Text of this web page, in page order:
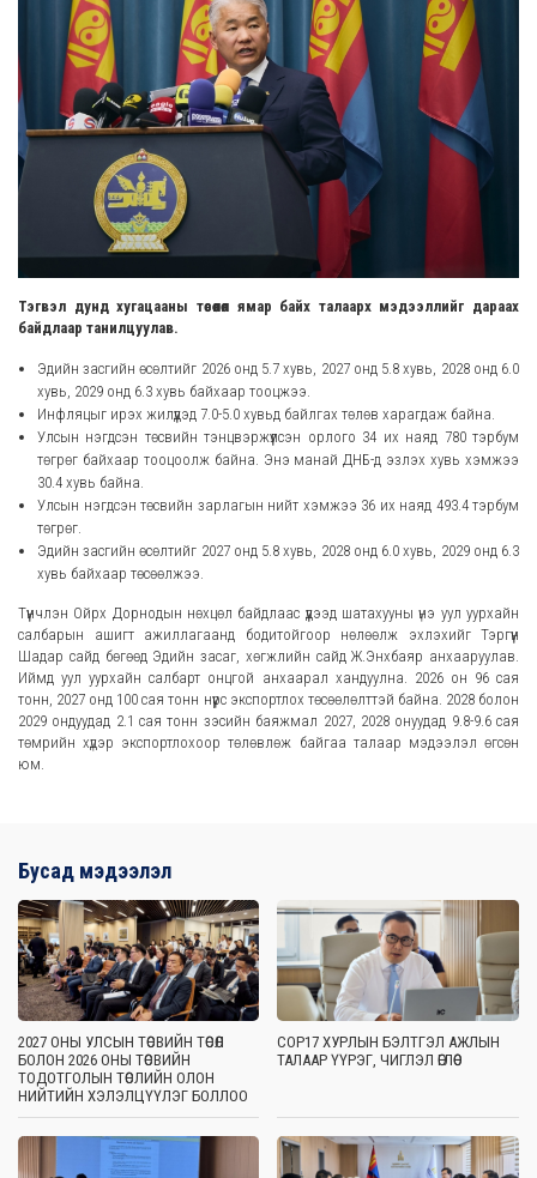
Тэгвэл дунд хугацааны төсөөлөл ямар байх талаарх мэдээллийг дараах
байдлаар танилцуулав.
Эдийн засгийн өсөлтийг 2026 онд 5.7 хувь, 2027 онд 5.8 хувь, 2028 онд 6.0
хувь, 2029 онд 6.3 хувь байхаар тооцжээ.
Инфляцыг ирэх жилүүдэд 7.0-5.0 хувьд байлгах төлөв харагдаж байна.
Улсын нэгдсэн төсвийн тэнцвэржүүлсэн орлого 34 их наяд 780 тэрбум
төгрөг байхаар тооцоолж байна. Энэ манай ДНБ-д эзлэх хувь хэмжээ
30.4 хувь байна.
Улсын нэгдсэн төсвийн зарлагын нийт хэмжээ 36 их наяд 493.4 тэрбум
төгрөг.
Эдийн засгийн өсөлтийг 2027 онд 5.8 хувь, 2028 онд 6.0 хувь, 2029 онд 6.3
хувь байхаар төсөөлжээ.
Түүнчлэн Ойрх Дорнодын нөхцөл байдлаас үүдээд шатахууны үнэ уул уурхайн
салбарын ашигт ажиллагаанд бодитойгоор нөлөөлж эхлэхийг Тэргүүн
Шадар сайд бөгөөд Эдийн засаг, хөгжлийн сайд Ж.Энхбаяр анхааруулав.
Иймд уул уурхайн салбарт онцгой анхаарал хандуулна. 2026 он 96 сая
тонн, 2027 онд 100 сая тонн нүүрс экспортлох төсөөлөлттэй байна. 2028 болон
2029 ондуудад 2.1 сая тонн зэсийн баяжмал 2027, 2028 онуудад 9.8-9.6 сая
төмрийн хүдэр экспортлохоор төлөвлөж байгаа талаар мэдээлэл өгсөн
юм.
Бусад мэдээлэл
2027 ОНЫ УЛСЫН ТӨСВИЙН ТӨСӨЛ
БОЛОН 2026 ОНЫ ТӨСВИЙН
ТОДОТГОЛЫН ТӨСЛИЙН ОЛОН
НИЙТИЙН ХЭЛЭЛЦҮҮЛЭГ БОЛЛОО
COP17 ХУРЛЫН БЭЛТГЭЛ АЖЛЫН
ТАЛААР ҮҮРЭГ, ЧИГЛЭЛ ӨГЛӨӨ